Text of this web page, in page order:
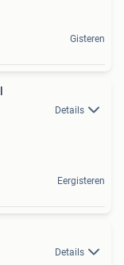
Gisteren
Details
Eergisteren
Details